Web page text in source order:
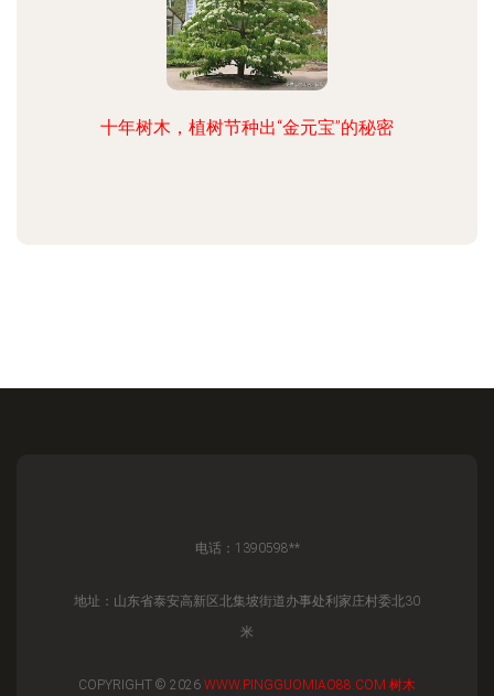
十年树木，植树节种出“金元宝”的秘密
电话：1390598**
地址：山东省泰安高新区北集坡街道办事处利家庄村委北30
米
COPYRIGHT © 2026 WWW.PINGGUOMIAO88.COM 树木